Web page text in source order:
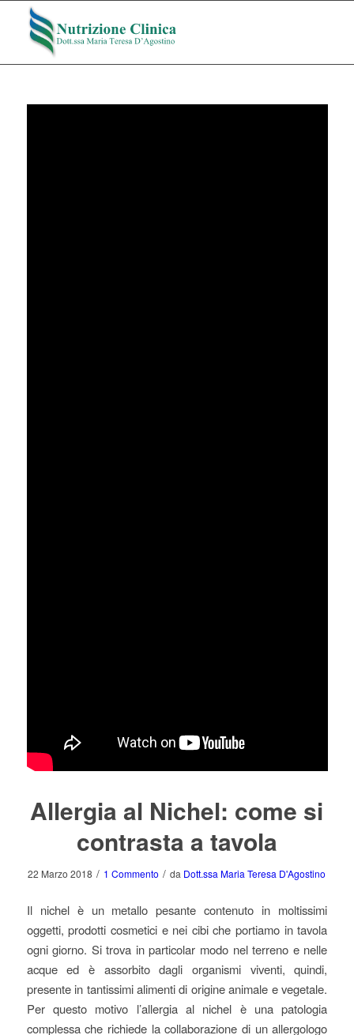
Allergia al Nichel: come si
contrasta a tavola
22 Marzo 2018 / 1 Commento / da Dott.ssa Maria Teresa D'Agostino
Il nichel è un metallo pesante contenuto in moltissimi
oggetti, prodotti cosmetici e nei cibi che portiamo in tavola
ogni giorno. Si trova in particolar modo nel terreno e nelle
acque ed è assorbito dagli organismi viventi, quindi,
presente in tantissimi alimenti di origine animale e vegetale.
Per questo motivo l’allergia al nichel è una patologia
complessa che richiede la collaborazione di un allergologo